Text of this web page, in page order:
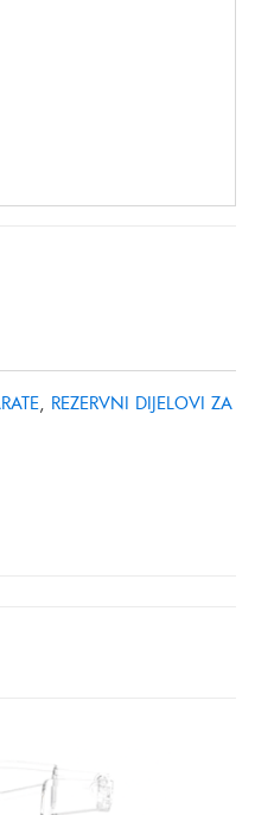
, REZERVNI DIJELOVI ZA